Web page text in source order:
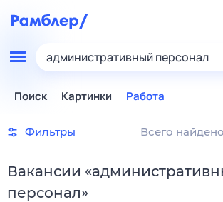
административный персонал
Поиск Картинки Работа
Фильтры Всего
Вакансии «
персонал»